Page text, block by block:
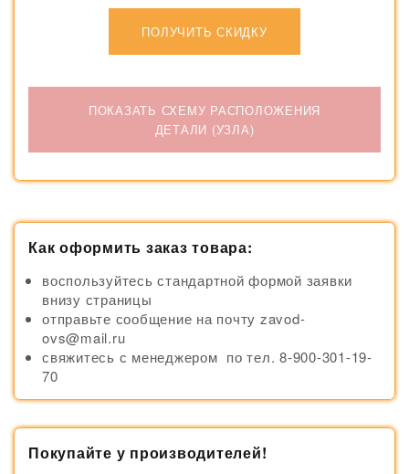
ПОЛУЧИТЬ СКИДКУ
ПОКАЗАТЬ СХЕМУ РАСПОЛОЖЕНИЯ
ДЕТАЛИ (УЗЛА)
Как оформить заказ товара:
воспользуйтесь стандартной формой заявки
внизу страницы
отправьте сообщение на почту zavod-
ovs@mail.ru
свяжитесь с менеджером по тел. 8-900-301-19-
70
Покупайте у производителей!